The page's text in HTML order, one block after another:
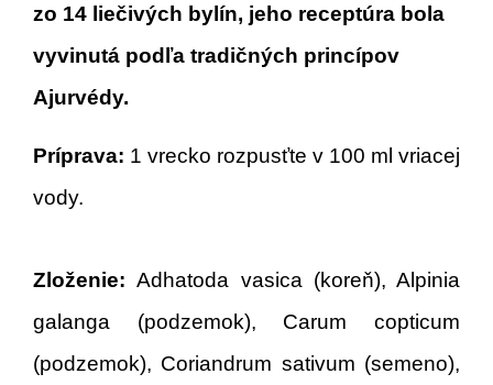
zo 14 liečivých bylín, jeho receptúra bola
vyvinutá podľa tradičných princípov
Ajurvédy.
Príprava: 1 vrecko rozpusťte v 100 ml vriacej
vody.
Zloženie: Adhatoda vasica (koreň), Alpinia
galanga (podzemok), Carum copticum
(podzemok), Coriandrum sativum (semeno),